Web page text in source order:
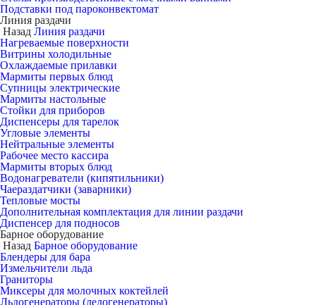
Подставки под пароконвектомат
Линия раздачи
Назад Линия раздачи
Нагреваемые поверхности
Витрины холодильные
Охлаждаемые прилавки
Мармиты первых блюд
Супницы электрические
Мармиты настольные
Стойки для приборов
Диспенсеры для тарелок
Угловые элементы
Нейтральные элементы
Рабочее место кассира
Мармиты вторых блюд
Водонагреватели (кипятильники)
Чаераздатчики (заварники)
Тепловые мосты
Дополнительная комплектация для линии раздачи
Диспенсер для подносов
Барное оборудование
Назад Барное оборудование
Блендеры для бара
Измельчители льда
Граниторы
Миксеры для молочных коктейлей
Льдогенераторы (ледогенераторы)